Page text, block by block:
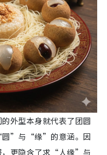
外型本身就代表了团圆
” 与 “缘”的意涵。因
，更隐含了求“人缘”与